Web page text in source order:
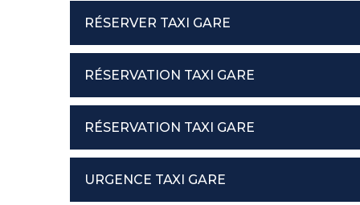
RÉSERVER TAXI GARE
RÉSERVATION TAXI GARE
RÉSERVATION TAXI GARE
URGENCE TAXI GARE